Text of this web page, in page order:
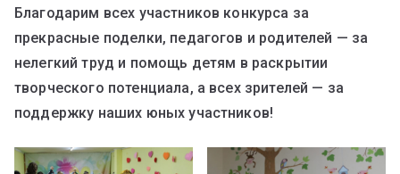
Благодарим всех участников конкурса за
прекрасные поделки, педагогов и родителей — за
нелегкий труд и помощь детям в раскрытии
творческого потенциала, а всех зрителей — за
поддержку наших юных участников!